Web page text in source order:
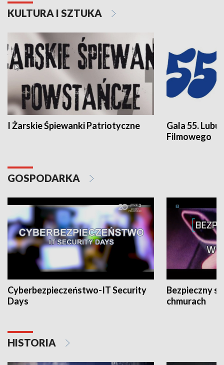
KULTURA I SZTUKA
I Żarskie Śpiewanki Patriotyczne
Gala 55.
Filmowego
GOSPODARKA
Cyberbezpieczeństwo-IT Security
Days
Bezpieczny
chmurach
HISTORIA